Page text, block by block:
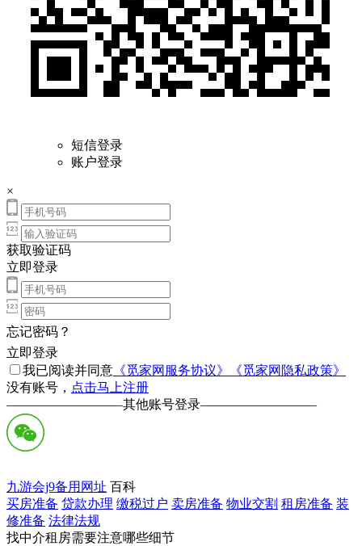
短信登录
账户登录
×
获取验证码
立即登录
忘记密码？
立即登录
我已阅读并同意 《觅家网服务协议》
《觅家网隐私政策》
没有账号， 点击马上注册
—————————其他账号登录—————————
九游会j9备用网址 百科
买房准备 贷款办理 缴税过户 卖房准备 物业交割 租房准备 装
修准备 法律法规
找中介租房需要注意哪些细节